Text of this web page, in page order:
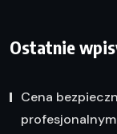
Ostatnie
Cena